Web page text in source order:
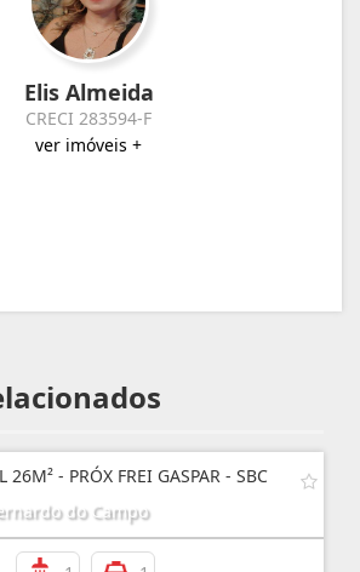
Elis Almeida
CRECI 283594-F
ver imóveis +
26M² - PRÓX FREI GASPAR - SBC
do Campo